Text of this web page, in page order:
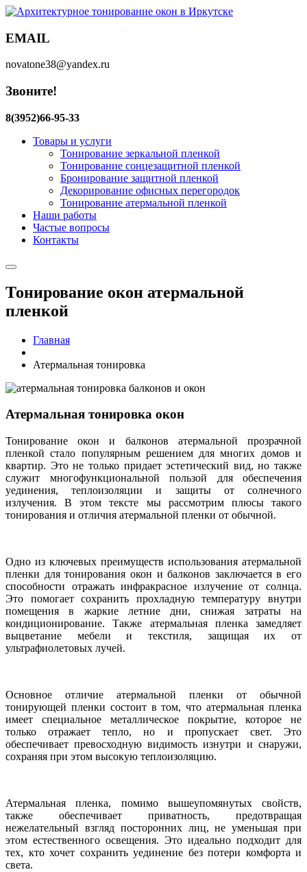
EMAIL
novatone38@yandex.ru
Звоните!
8(3952)66-95-33
Товары и услуги
Тонирование зеркальной пленкой
Тонирование сонцезащитной пленкой
Бронирование защитной пленкой
Декорирование офисных перегородок
Тонирование атермальной пленкой
Наши работы
Частые вопросы
Контакты
Тонирование окон атермальной
пленкой
Главная
Атермальная тонировка
Атермальная тонировка окон
Тонирование окон и балконов атермальной прозрачной
пленкой стало популярным решением для многих домов и
квартир. Это не только придает эстетический вид, но также
служит многофункциональной пользой для обеспечения
уединения, теплоизоляции и защиты от солнечного
излучения. В этом тексте мы рассмотрим плюсы такого
тонирования и отличия атермальной пленки от обычной.
Одно из ключевых преимуществ использования атермальной
пленки для тонирования окон и балконов заключается в его
способности отражать инфракрасное излучение от солнца.
Это помогает сохранить прохладную температуру внутри
помещения в жаркие летние дни, снижая затраты на
кондиционирование. Также атермальная пленка замедляет
выцветание мебели и текстиля, защищая их от
ультрафиолетовых лучей.
Основное отличие атермальной пленки от обычной
тонирующей пленки состоит в том, что атермальная пленка
имеет специальное металлическое покрытие, которое не
только отражает тепло, но и пропускает свет. Это
обеспечивает превосходную видимость изнутри и снаружи,
сохраняя при этом высокую теплоизоляцию.
Атермальная пленка, помимо вышеупомянутых свойств,
также обеспечивает приватность, предотвращая
нежелательный взгляд посторонних лиц, не уменьшая при
этом естественного освещения. Это идеально подходит для
тех, кто хочет сохранить уединение без потери комфорта и
света.